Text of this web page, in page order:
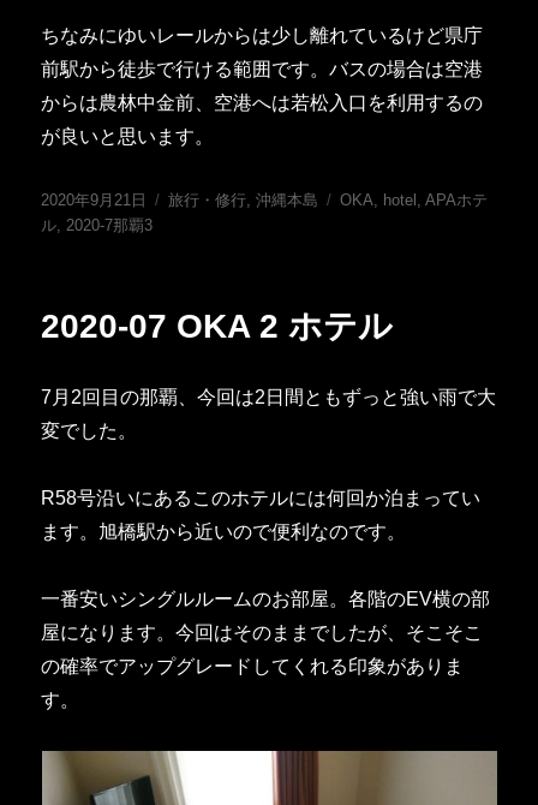
ちなみにゆいレールからは少し離れているけど県庁
前駅から徒歩で行ける範囲です。バスの場合は空港
からは農林中金前、空港へは若松入口を利用するの
が良いと思います。
投
稿
2020年9月21日
カ
旅行・修行 ,沖縄本島
タ
OKA hotel ,APAホテ
ル 2020-7那覇3
2020-07 OKA 2 ホテル
7月2回目の那覇、今回は2日間ともずっと強い雨で大
変でした。
R58号沿いにあるこのホテルには何回か泊まってい
ます。旭橋駅から近いので便利なのです。
一番安いシングルルームのお部屋。各階のEV横の部
屋になります。今回はそのままでしたが、そこそこ
の確率でアップグレードしてくれる印象がありま
す。